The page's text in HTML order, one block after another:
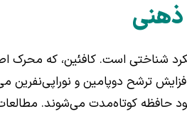
ذهنی
شناختی است. کافئین، که محرک
ترشح دوپامین و نوراپی‌نفرین
حافظه کوتاه‌مدت می‌شوند.